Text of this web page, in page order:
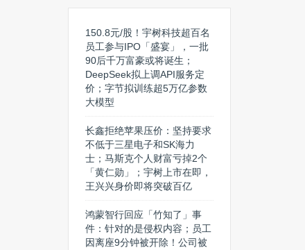
150.8元/股！宇树科技超百名
员工参与IPO「盛宴」，一批
90后千万富豪或将诞生；
DeepSeek拟上调API服务定
价；字节拟训练超5万亿参数
大模型
长鑫拒绝苹果压价：坚持要求
不低于三星电子和SK海力
士；马斯克个人财富亏掉2个
「黄仁勋」；宇树上市在即，
王兴兴身价即将突破百亿
鸿蒙智行回应「竹知了」事
件：针对的是侵权内容；员工
因离座9分钟被开除！公司被